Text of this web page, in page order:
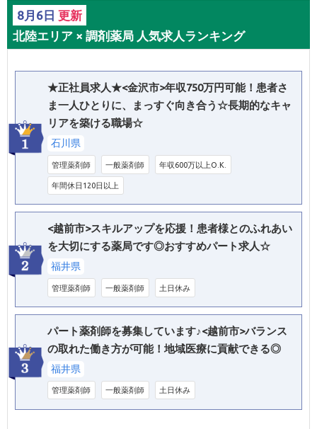
8月6日 更新
北陸エリア × 調剤薬局 人気求人ランキング
★正社員求人★<金沢市>年収750万円可能！患者さ
ま一人ひとりに、まっすぐ向き合う☆長期的なキャ
リアを築ける職場☆
石川県
管理薬剤師 一般薬剤師 年収600万以上O.K.
年間休日120日以上
<越前市>スキルアップを応援！患者様とのふれあい
を大切にする薬局です◎おすすめパート求人☆
福井県
管理薬剤師 一般薬剤師 土日休み
パート薬剤師を募集しています♪<越前市>バランス
の取れた働き方が可能！地域医療に貢献できる◎
福井県
管理薬剤師 一般薬剤師 土日休み